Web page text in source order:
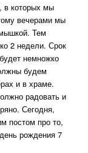
в которых мы
вечерами мы
Тем
2 недели. Срок
немножко
будем
и в храме.
радовать и
Сегодня,
постом про то,
рождения 7